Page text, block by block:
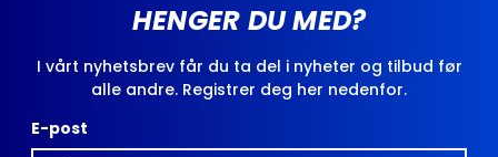
HENGER DU MED?
I vårt nyhetsbrev får du ta del i nyheter og tilbud før
alle andre. Registrer deg her nedenfor.
E-post